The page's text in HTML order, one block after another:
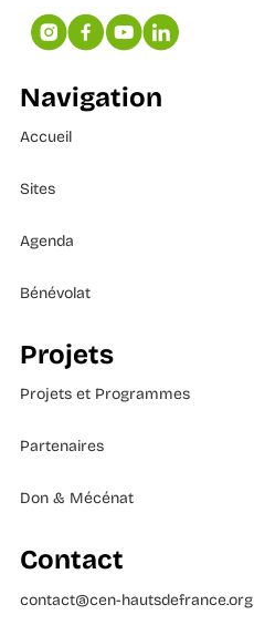
Navigation
Accueil
Sites
Agenda
Bénévolat
Projets
Projets et Programmes
Partenaires
Don & Mécénat
Contact
contact@cen-hautsdefrance.org